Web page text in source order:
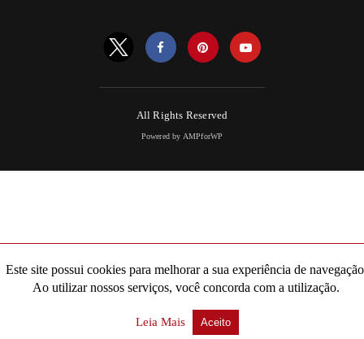
All Rights Reserved
Powered by AMPforWP
Este site possui cookies para melhorar a sua experiência de
Ao utilizar nossos serviços, você concorda com a utilização.
Leia Mais Aceito